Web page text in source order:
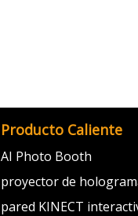
Producto Caliente
AI Photo Booth
proyector de
pared KINECT